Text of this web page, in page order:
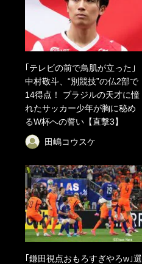
｢テレビの前で鳥肌が立った｣
中村敬斗、“別競技”の仏2部で
14得点！ ブラジルの天才に憧
れたサッカー少年が胸に秘め
るW杯への誓い【直撃3】
田嶋コウスケ
｢鎌田視点おもろすぎやろw｣選